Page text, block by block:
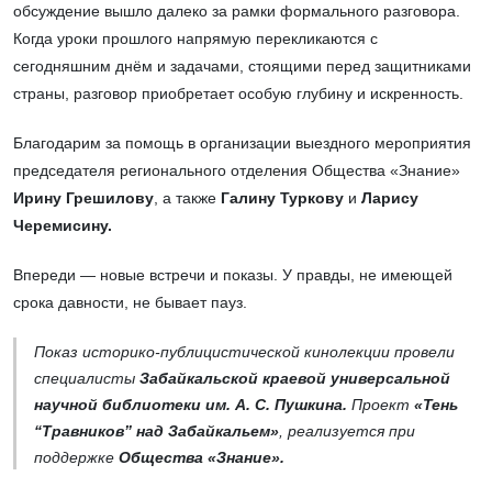
обсуждение вышло далеко за рамки формального разговора.
Когда уроки прошлого напрямую перекликаются с
сегодняшним днём и задачами, стоящими перед защитниками
страны, разговор приобретает особую глубину и искренность.
Благодарим за помощь в организации выездного мероприятия
председателя регионального отделения Общества «Знание»
Ирину Грешилову , а также Галину Туркову и Ларису
Черемисину.
Впереди — новые встречи и показы. У правды, не имеющей
срока давности, не бывает пауз.
Показ историко-публицистической кинолекции провели
специалисты Забайкальской краевой универсальной
научной библиотеки им. А. С. Пушкина. Проект «Тень
“Травников” над Забайкальем» , реализуется при
поддержке Общества «Знание».